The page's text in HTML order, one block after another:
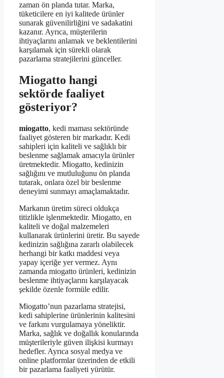
zaman ön planda tutar. Marka,
tüketicilere en iyi kalitede ürünler
sunarak güvenilirliğini ve sadakatini
kazanır. Ayrıca, müşterilerin
ihtiyaçlarını anlamak ve beklentilerini
karşılamak için sürekli olarak
pazarlama stratejilerini günceller.
Miogatto hangi
sektörde faaliyet
gösteriyor?
miogatto, kedi maması sektöründe
faaliyet gösteren bir markadır. Kedi
sahipleri için kaliteli ve sağlıklı bir
beslenme sağlamak amacıyla ürünler
üretmektedir. Miogatto, kedinizin
sağlığını ve mutluluğunu ön planda
tutarak, onlara özel bir beslenme
deneyimi sunmayı amaçlamaktadır.
Markanın üretim süreci oldukça
titizlikle işlenmektedir. Miogatto, en
kaliteli ve doğal malzemeleri
kullanarak ürünlerini üretir. Bu sayede
kedinizin sağlığına zararlı olabilecek
herhangi bir katkı maddesi veya
yapay içeriğe yer vermez. Aynı
zamanda miogatto ürünleri, kedinizin
beslenme ihtiyaçlarını karşılayacak
şekilde özenle formüle edilir.
Miogatto’nun pazarlama stratejisi,
kedi sahiplerine ürünlerinin kalitesini
ve farkını vurgulamaya yöneliktir.
Marka, sağlık ve doğallık konularında
müşterileriyle güven ilişkisi kurmayı
hedefler. Ayrıca sosyal medya ve
online platformlar üzerinden de etkili
bir pazarlama faaliyeti yürütür.